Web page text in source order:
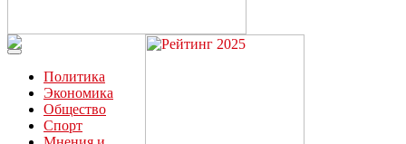
Читайте последние новости дня в Тульской области на сайте
“ЗаНовомосковск”
Политика
Экономика
Общество
Спорт